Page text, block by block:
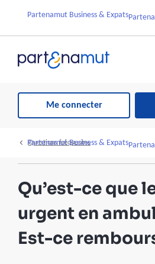
Partenamut Business & Expats
Me connecter
Partenamut Business & Expats
Questions fréquentes
Qu’est-ce que
urgent en
Est-ce